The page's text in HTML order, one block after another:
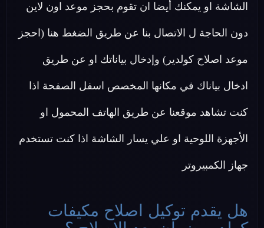
الشاشة او يمكنك أيضا ان تقوم بحجز موعد اون لاين
دون الحاجة ل الاتصال بنا عن طريق الضغط هنا (احجز
موعد اصلاح كولدير) وإدخال بياناتك او عن طريق
ادخال بياناك في مكانها المخصص اسفل الصفحة اذا
كنت تشاهد موقعنا عن طريق الهاتف المحمول او
الأجهزة اللوحية او علي يسار الشاشة اذا كنت تستخدم
جهاز الكمبيروتر
هل يقدم توكيل اصلاح مكيفات